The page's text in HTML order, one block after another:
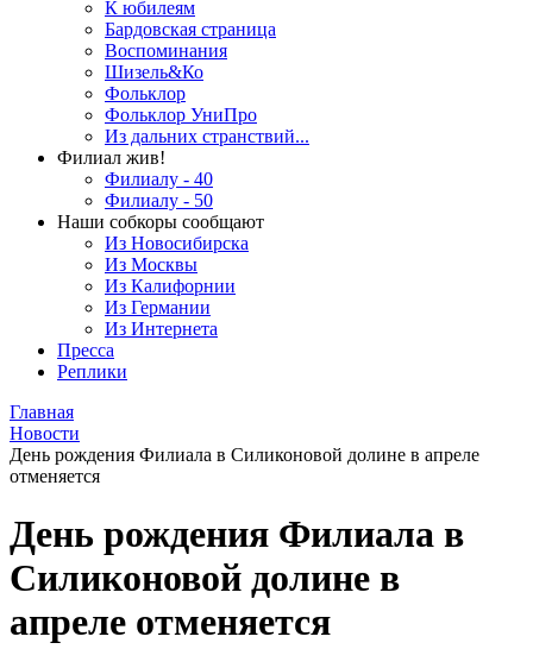
К юбилеям
Бардовская страница
Воспоминания
Шизель&Ко
Фольклор
Фольклор УниПро
Из дальних странствий...
Филиал жив!
Филиалу - 40
Филиалу - 50
Наши собкоры сообщают
Из Новосибирска
Из Москвы
Из Калифорнии
Из Германии
Из Интернета
Пресса
Реплики
Главная
Новости
День рождения Филиала в Силиконовой долине в апреле
отменяется
День рождения Филиала в
Силиконовой долине в
апреле отменяется